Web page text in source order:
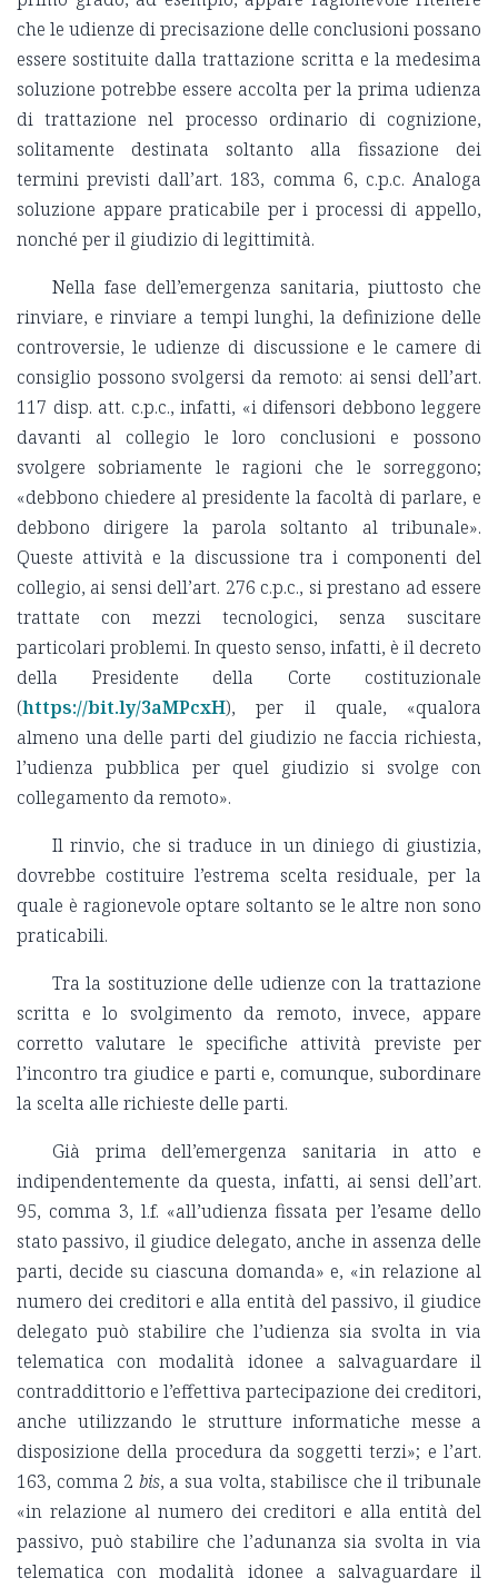
che le udienze di precisazione delle conclusioni possano
essere sostituite dalla trattazione scritta e la medesima
soluzione potrebbe essere accolta per la prima udienza
di trattazione nel processo ordinario di cognizione,
solitamente destinata soltanto alla fissazione dei
termini previsti dall’art. 183, comma 6, c.p.c. Analoga
soluzione appare praticabile per i processi di appello,
nonché per il giudizio di legittimità.
Nella fase dell’emergenza sanitaria, piuttosto che
rinviare, e rinviare a tempi lunghi, la definizione delle
controversie, le udienze di discussione e le camere di
consiglio possono svolgersi da remoto: ai sensi dell’art.
117 disp. att. c.p.c., infatti, «i difensori debbono leggere
davanti al collegio le loro conclusioni e possono
svolgere sobriamente le ragioni che le sorreggono;
«debbono chiedere al presidente la facoltà di parlare, e
debbono dirigere la parola soltanto al tribunale».
Queste attività e la discussione tra i componenti del
collegio, ai sensi dell’art. 276 c.p.c., si prestano ad essere
trattate con mezzi tecnologici, senza suscitare
particolari problemi. In questo senso, infatti, è il decreto
della Presidente della Corte costituzionale
(https://bit.ly/3aMPcxH), per il quale, «qualora
almeno una delle parti del giudizio ne faccia richiesta,
l’udienza pubblica per quel giudizio si svolge con
collegamento da remoto».
Il rinvio, che si traduce in un diniego di giustizia,
dovrebbe costituire l’estrema scelta residuale, per la
quale è ragionevole optare soltanto se le altre non sono
praticabili.
Tra la sostituzione delle udienze con la trattazione
scritta e lo svolgimento da remoto, invece, appare
corretto valutare le specifiche attività previste per
l’incontro tra giudice e parti e, comunque, subordinare
la scelta alle richieste delle parti.
Già prima dell’emergenza sanitaria in atto e
indipendentemente da questa, infatti, ai sensi dell’art.
95, comma 3, l.f. «all’udienza fissata per l’esame dello
stato passivo, il giudice delegato, anche in assenza delle
parti, decide su ciascuna domanda» e, «in relazione al
numero dei creditori e alla entità del passivo, il giudice
delegato può stabilire che l’udienza sia svolta in via
telematica con modalità idonee a salvaguardare il
contraddittorio e l’effettiva partecipazione dei creditori,
anche utilizzando le strutture informatiche messe a
disposizione della procedura da soggetti terzi»; e l’art.
163, comma 2 bis, a sua volta, stabilisce che il tribunale
«in relazione al numero dei creditori e alla entità del
passivo, può stabilire che l’adunanza sia svolta in via
telematica con modalità idonee a salvaguardare il